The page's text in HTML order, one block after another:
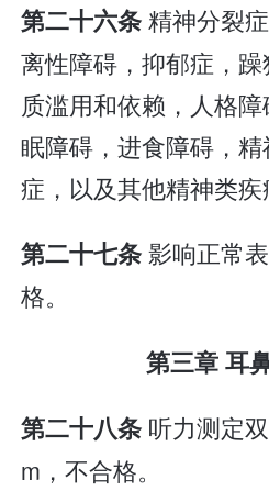
第二十六条精神分裂
离性障碍，抑郁症，
质滥用和依赖，人格
眠障碍，进食障碍，
症，以及其他精神类疾
第二十七条影响正常
格。
第三章 耳
第二十八条 听力测定
m，不合格。